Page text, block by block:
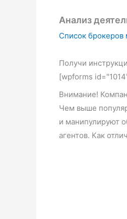
Анализ
Список
Получи
[wpforms
Внимание!
Чем выше
и манипулируют
агентов. Как